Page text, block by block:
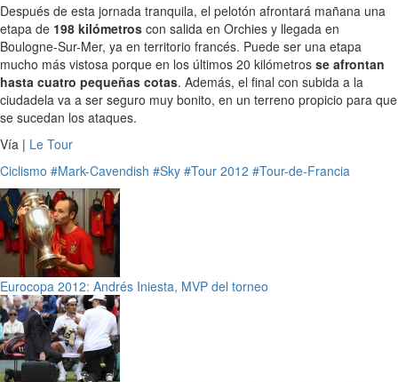
Después de esta jornada tranquila, el pelotón afrontará mañana una
etapa de 198 kilómetros con salida en Orchies y llegada en
Boulogne-Sur-Mer, ya en territorio francés. Puede ser una etapa
mucho más vistosa porque en los últimos 20 kilómetros se afrontan
hasta cuatro pequeñas cotas. Además, el final con subida a la
ciudadela va a ser seguro muy bonito, en un terreno propicio para que
se sucedan los ataques.
Vía | Le Tour
Ciclismo #Mark-Cavendish #Sky #Tour 2012 #Tour-de-Francia
Eurocopa 2012: Andrés Iniesta, MVP del torneo